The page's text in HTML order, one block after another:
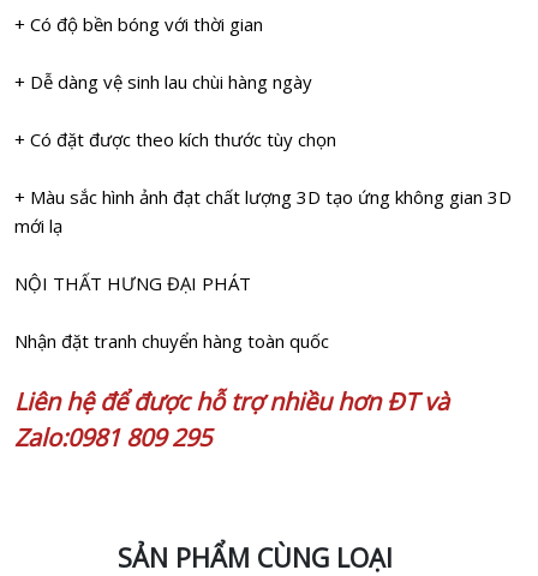
+ Có độ bền bóng với thời gian
+ Dễ dàng vệ sinh lau chùi hàng ngày
+ Có đặt được theo kích thước tùy chọn
+ Màu sắc hình ảnh đạt chất lượng 3D tạo ứng không gian 3D
mới lạ
NỘI THẤT HƯNG ĐẠI PHÁT
Nhận đặt tranh chuyển hàng toàn quốc
Liên hệ để được hỗ trợ nhiều hơn ĐT và
Zalo:0981 809 295
SẢN PHẨM CÙNG LOẠI